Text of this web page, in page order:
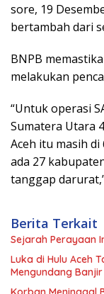
sore, 19
bertambah dari
BNPB
melakukan
“Untuk operasi
Sumatera Utara
Aceh itu masih
ada 27
tanggap
Berita Terkait
Sejarah Perayaan
Luka di Hulu Aceh
Mengundang Banjir